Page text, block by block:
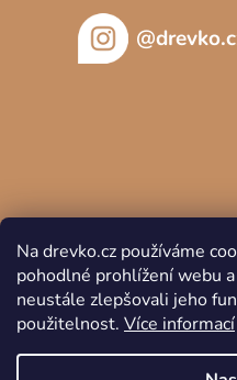
Na drevko.cz používáme
pohodlné prohlížení webu
neustále zlepšovali jeho
použitelnost. Více informací